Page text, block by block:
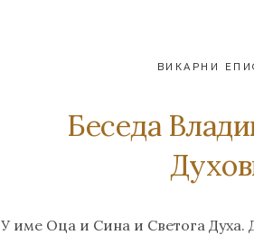
ВИКАРНИ
Беседа
У име Оца и Сина и Светога Духа.